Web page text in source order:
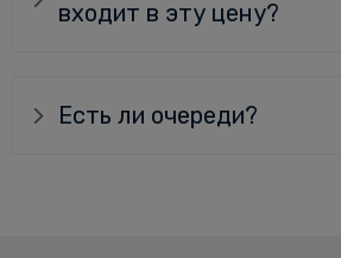
входит в эту цену?
Есть ли очереди?